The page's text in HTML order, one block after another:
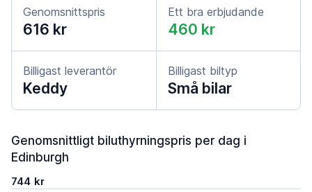
Genomsnittspris
616 kr
Ett bra erbjudande
460 kr
Billigast leverantör
Keddy
Billigast biltyp
Små bilar
Genomsnittligt biluthyrningspris per dag i
Edinburgh
744 kr